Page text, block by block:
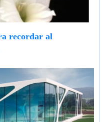
recordar al